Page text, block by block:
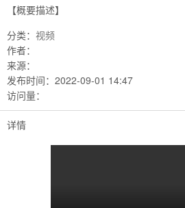
【概要描述】
分类： 视频
作者：
来源：
发布时间： 2022-09-01 14:47
访问量：
详情